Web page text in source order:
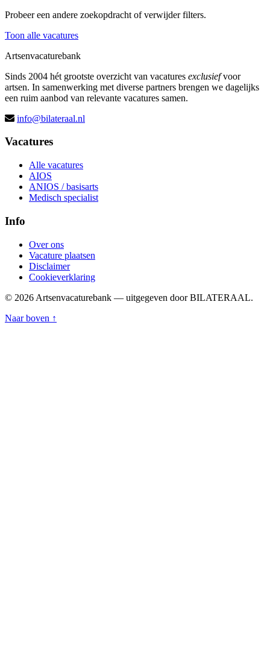
Probeer een andere zoekopdracht of verwijder filters.
Toon alle vacatures
Artsenvacaturebank
Sinds 2004 hét grootste overzicht van vacatures exclusiefvoor
artsen. In samenwerking met diverse partners brengen we dagelijks
een ruim aanbod van relevante vacatures samen.
info@bilateraal.nl
Vacatures
Alle vacatures
AIOS
ANIOS / basisarts
Medisch specialist
Info
Over ons
Vacature plaatsen
Disclaimer
Cookieverklaring
© 2026 Artsenvacaturebank — uitgegeven door BILATERAAL.
Naar boven ↑